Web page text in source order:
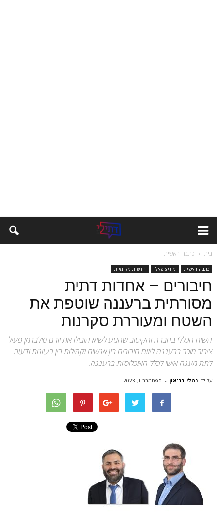
בית כתבה ראשית
כתבה ראשית מוניציפאלי חדשות מקומיות
חיבורים – אחדות דתית
מסורתית ברעננה שוטפת את
השטח ומעוררת סקרנות
השיח הכללי בחברה והקיטוב שהגיע לשיא הובילו את יורם סילברמן פעיל
ציבור מוכר ברעננה ליזום חיבורים בין אנשים וקהילות בין רעיונות ודעות
לתת מענה אישי לכלל האוכלוסיות ברעננה.
על ידי נטלי בר־און - ספטמבר 1, 2023